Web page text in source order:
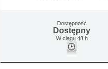
Dostępność
Dostępny
W ciągu 48 h